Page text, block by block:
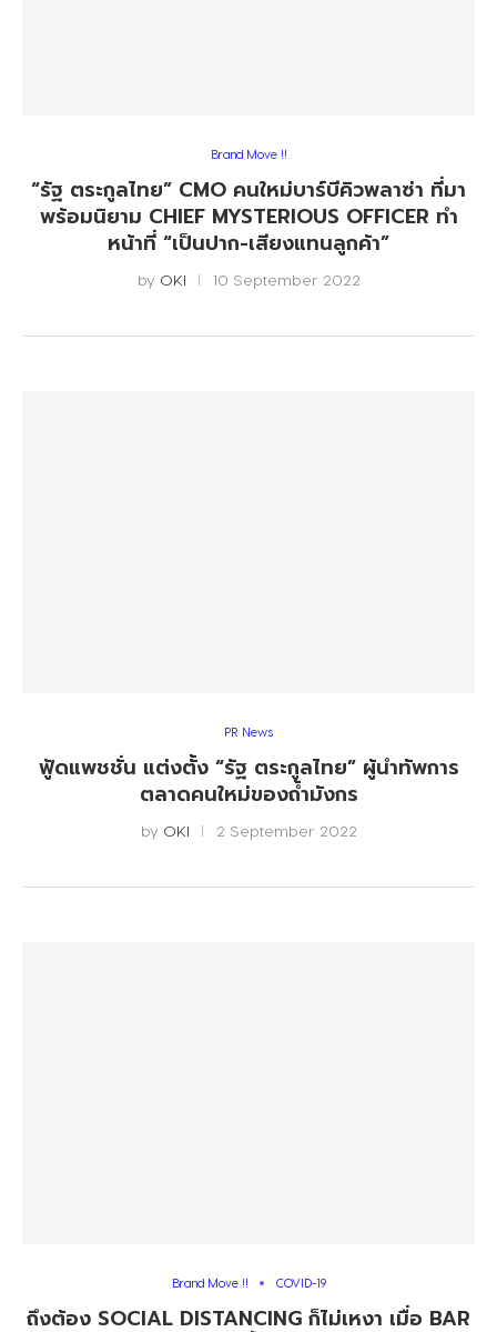
Brand Move !!
“รัฐ ตระกูลไทย” CMO คนใหม่บาร์บีคิวพลาซ่า ที่มา
พร้อมนิยาม CHIEF MYSTERIOUS OFFICER ทำ
หน้าที่ “เป็นปาก-เสียงแทนลูกค้า”
by OKI 10 September 2022
PR News
ฟู้ดแพชชั่น แต่งตั้ง “รัฐ ตระกูลไทย” ผู้นำทัพการ
ตลาดคนใหม่ของถ้ำมังกร
by OKI 2 September 2022
Brand Move !! COVID-19
ถึงต้อง SOCIAL DISTANCING ก็ไม่เหงา เมื่อ BAR